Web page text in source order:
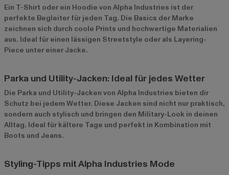
Ein T-Shirt oder ein Hoodie von Alpha Industries ist der
perfekte Begleiter für jeden Tag. Die Basics der Marke
zeichnen sich durch coole Prints und hochwertige Materialien
aus. Ideal für einen lässigen Streetstyle oder als Layering-
Piece unter einer Jacke.
Parka und Utility-Jacken: Ideal für jedes Wetter
Die Parka und Utility-Jacken von Alpha Industries bieten dir
Schutz bei jedem Wetter. Diese Jacken sind nicht nur praktisch,
sondern auch stylisch und bringen den Military-Look in deinen
Alltag. Ideal für kältere Tage und perfekt in Kombination mit
Boots und Jeans.
Styling-Tipps mit Alpha Industries Mode